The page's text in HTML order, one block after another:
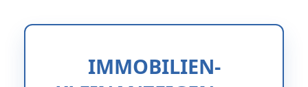
IMMOBILIEN-